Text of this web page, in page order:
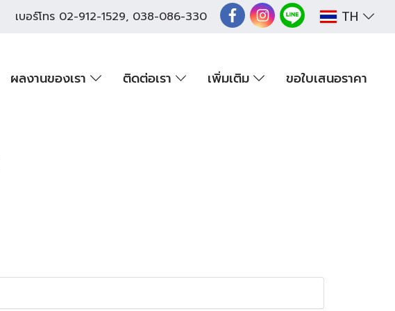
เบอร์โทร 02-912-1529, 038-086-330 TH
ผลงานของเรา ติดต่อเรา เพิ่มเติม ขอใบเสนอราคา